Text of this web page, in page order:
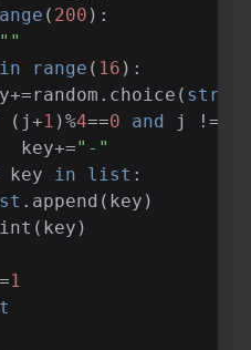
( 200 ):
""
in range ( 16 ):
str
(j+1 )%4==0 and j !=
key+=
"-"
key in list :
.append(key)
1